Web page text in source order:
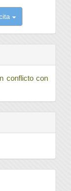
conflicto con